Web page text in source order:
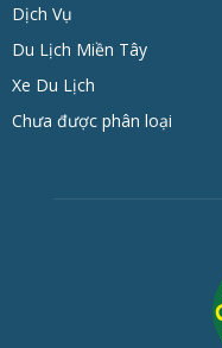
Dịch Vụ
Du Lịch Miền Tây
Xe Du Lịch
Chưa được phân loại